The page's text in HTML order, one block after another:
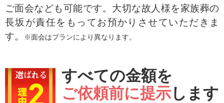
ご面会なども可能です。大切な故人様を家族葬の
長坂が責任をもってお預かりさせていただきま
す。
※面会はプランにより異なります。
すべての金額を
ご依頼前に提示します